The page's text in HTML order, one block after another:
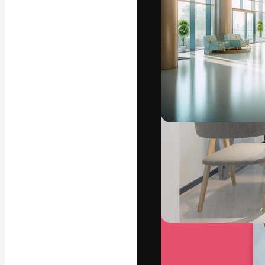
La plataforma
trabajo. Más
entre
estudios.
Español